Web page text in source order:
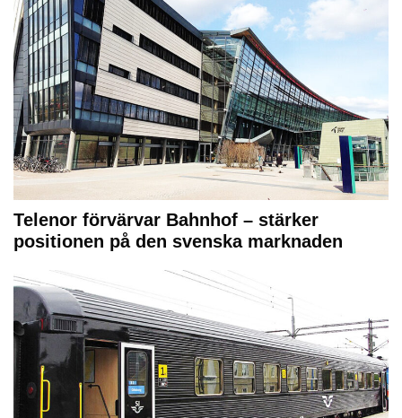
Telenor förvärvar Bahnhof – stärker
positionen på den svenska marknaden